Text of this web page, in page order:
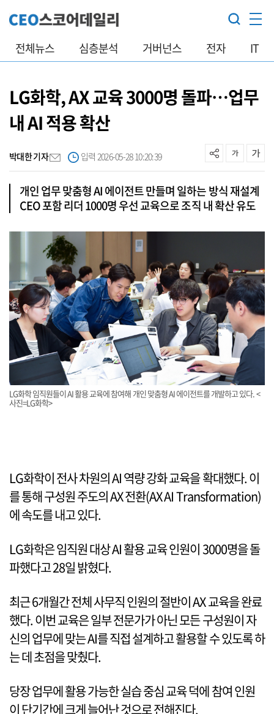
전체뉴스 심층분석 거버넌스 전자 IT
LG화학, AX 교육 3000명 돌파…업무
내 AI 적용 확산
박대한 기자 입력 2026-05-28 10:20:39
개인 업무 맞춤형 AI 에이전트 만들며 일하는 방식 재설계
CEO 포함 리더 1000명 우선 교육으로 조직 내 확산 유도
LG화학 임직원들이 AI 활용 교육에 참여해 개인 맞춤형 AI 에이전트를 개발하고 있다. <
사진=LG화학>
LG화학이 전사 차원의 AI 역량 강화 교육을 확대했다. 이
를 통해 구성원 주도의 AX 전환(AX AI Transformation)
에 속도를 내고 있다.
LG화학은 임직원 대상 AI 활용 교육 인원이 3000명을 돌
파했다고 28일 밝혔다.
최근 6개월간 전체 사무직 인원의 절반이 AX 교육을 완료
했다. 이번 교육은 일부 전문가가 아닌 모든 구성원이 자
신의 업무에 맞는 AI를 직접 설계하고 활용할 수 있도록 하
는 데 초점을 맞췄다.
당장 업무에 활용 가능한 실습 중심 교육 덕에 참여 인원
이 단기간에 크게 늘어난 것으로 전해진다.